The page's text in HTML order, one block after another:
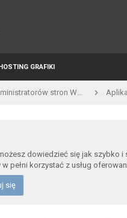
GRAFIKI
Forum dla administratorów stron WWW i developerów
dowiedzieć się jak szybko
pełni korzystać z usług
się